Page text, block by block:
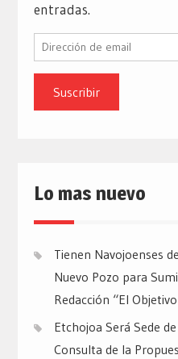
entradas.
Dirección
email
Lo mas nuevo
Tienen Navojoenses
Nuevo Pozo para
Redacción “El
Etchojoa Será Sede
Consulta de la